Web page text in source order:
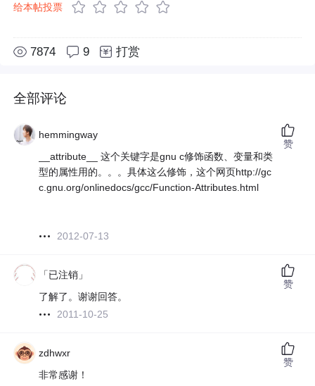
给本帖投票
7874 9 打赏
全部评论
hemmingway
__attribute__ 这个关键字是gnu c修饰函数、变量和类
型的属性用的。。。具体这么修饰，这个网页http://gc
c.gnu.org/onlinedocs/gcc/Function-Attributes.html
2012-07-13
赞
「已注销」
了解了。谢谢回答。
2011-10-25
赞
zdhwxr
非常感谢！
赞